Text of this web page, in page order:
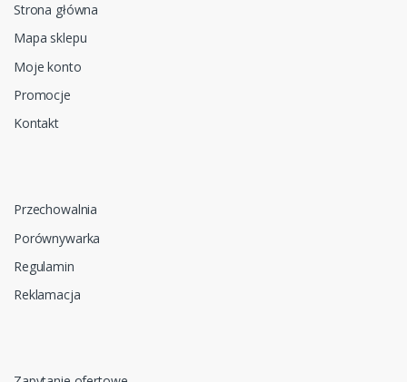
Strona główna
Mapa sklepu
Moje konto
Promocje
Kontakt
Przechowalnia
Porównywarka
Regulamin
Reklamacja